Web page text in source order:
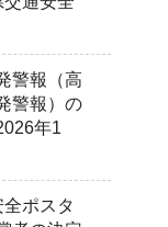
警報（高
警報）の
年1
ポスタ